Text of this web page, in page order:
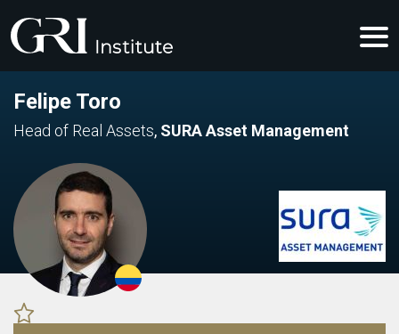
Felipe Toro
Head of Real Assets, SURA Asset Management